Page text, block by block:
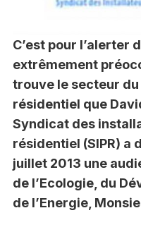
C’est pour l’alerter
extrêmement
trouve le secteur
résidentiel que
Syndicat des
résidentiel (SIPR) a
juillet 2013 une
de l’Ecologie, du
de l’Energie,